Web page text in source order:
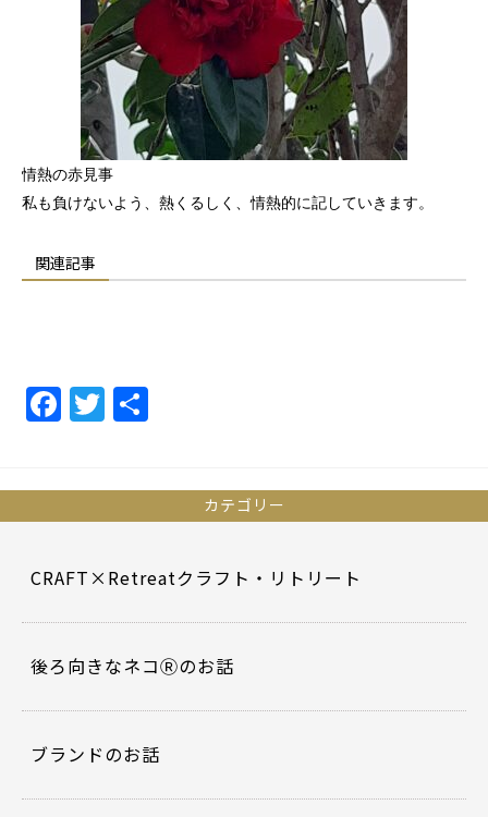
情熱の赤見事
私も負けないよう、熱くるしく、情熱的に記していきます。
関連記事
F
a
e
o
o
k
T
w
er カテゴリー
CRAFT×Retreatクラフト・リトリート
後ろ向きなネコⓇのお話
ブランドのお話